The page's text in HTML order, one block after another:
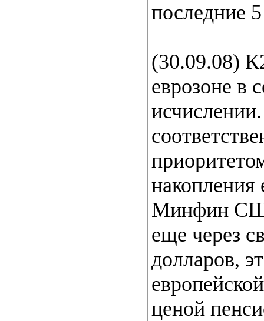
последние
(30.09.08)
еврозоне в
накопления
Минфин
еще через
долларов,
ценой